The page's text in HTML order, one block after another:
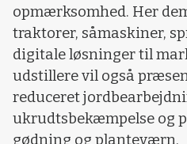
opmærksomhed. Her
traktorer, såmaskiner,
digitale løsninger til
udstillere vil også
reduceret
ukrudtsbekæmpelse og
gødning og planteværn.